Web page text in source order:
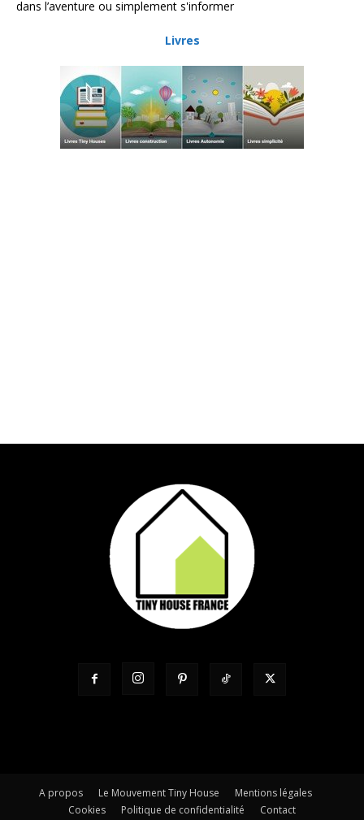
dans l’aventure ou simplement s'informer
Livres
A propos Le Mouvement Tiny House
Mentions légales
Cookies
Politique de confidentialité Contact